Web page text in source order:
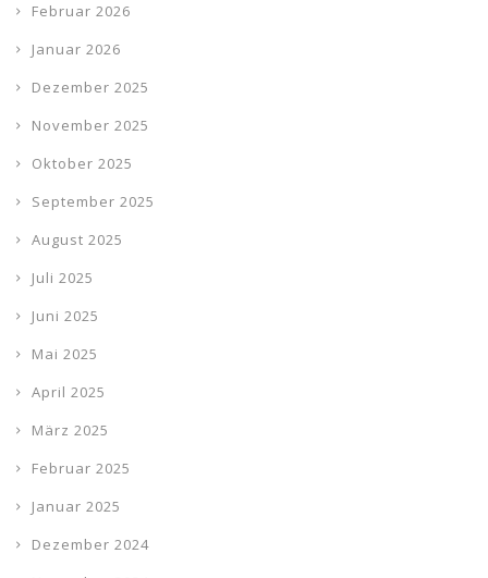
Februar 2026
Januar 2026
Dezember 2025
November 2025
Oktober 2025
September 2025
August 2025
Juli 2025
Juni 2025
Mai 2025
April 2025
März 2025
Februar 2025
Januar 2025
Dezember 2024